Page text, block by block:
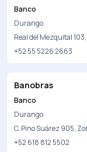
Banco
Durango
Real del Mezquital
+52 55 5226 2663
Banobras
Banco
Durango
C. Pino Suárez 905,
+52 618 812 5502